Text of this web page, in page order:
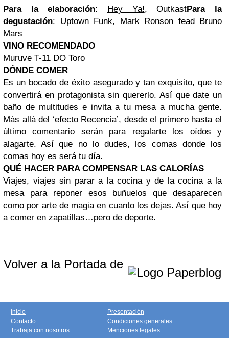
Para la elaboración: Hey Ya!, OutkastPara la
degustación: Uptown Funk, Mark Ronson fead Bruno
Mars
VINO RECOMENDADO
Muruve T-11 DO Toro
DÓNDE COMER
Es un bocado de éxito asegurado y tan exquisito, que te
convertirá en protagonista sin quererlo. Así que date un
baño de multitudes e invita a tu mesa a mucha gente.
Más allá del ‘efecto Recencia’, desde el primero hasta el
último comentario serán para regalarte los oídos y
alagarte. Así que no lo dudes, los comas donde los
comas hoy es será tu día.
QUÉ HACER PARA COMPENSAR LAS CALORÍAS
Viajes, viajes sin parar a la cocina y de la cocina a la
mesa para reponer esos buñuelos que desaparecen
como por arte de magia en cuanto los dejas. Así que hoy
a comer en zapatillas…pero de deporte.
Volver a la Portada de
Inicio
Contacto
Trabaja con nosotros
Presentación
Condiciones generales
Menciones legales